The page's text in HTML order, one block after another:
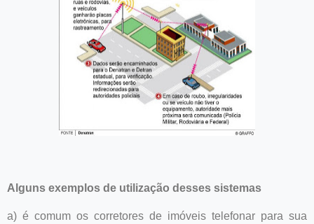
Alguns exemplos de utilização desses sistemas
a) é comum os corretores de imóveis telefonar para sua